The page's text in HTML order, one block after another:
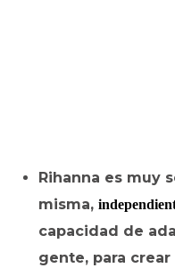
Rihanna es muy
misma,
capacidad de
gente, para crear